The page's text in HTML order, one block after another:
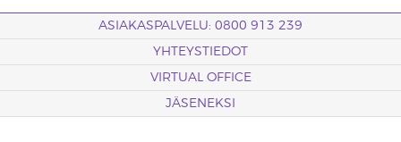
ASIAKASPALVELU: 0800 913 239
YHTEYSTIEDOT
VIRTUAL OFFICE
JÄSENEKSI